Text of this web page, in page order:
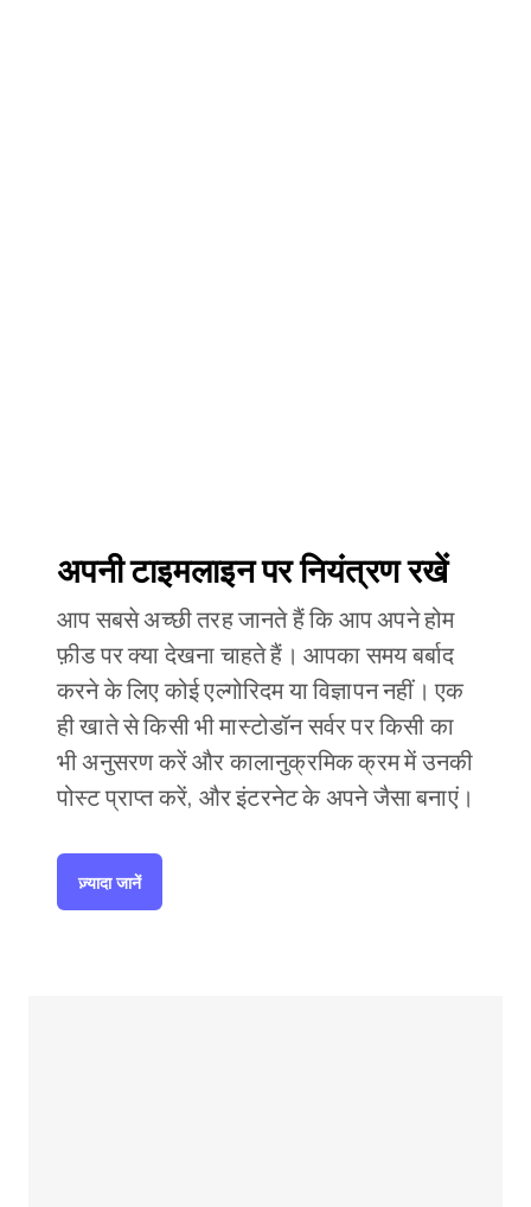
अपनी टाइमलाइन पर नियंत्रण रखें
आप सबसे अच्छी तरह जानते हैं कि आप अपने होम
फ़ीड पर क्या देखना चाहते हैं। आपका समय बर्बाद
करने के लिए कोई एल्गोरिदम या विज्ञापन नहीं। एक
ही खाते से किसी भी मास्टोडॉन सर्वर पर किसी का
भी अनुसरण करें और कालानुक्रमिक क्रम में उनकी
पोस्ट प्राप्त करें, और इंटरनेट के अपने जैसा बनाएं।
ज़्यादा जानें